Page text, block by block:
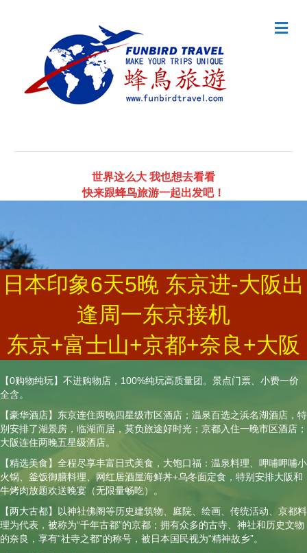
世界这么大 我也想去看看
快来跟蜂鸟旅游一起出发吧！
日本印象6天5晚 东京进-大阪出
逢周一东京接机
东京+富士山+京都+奈良+大阪
【0购物纯玩】不进购物店，100%纯玩高质量团。景点门票、小费一价
全含。
【豪华酒店】东京连住两晚四星级市区酒店；温泉百选之浜名湖酒店，特
别安排了湖景房，临湖而居，莫负旅途好时光；京都入住一晚市区酒店；
大阪连住两晚五星级酒店。
【精选美食】全程尽享丰富日式美食，大饱口福：温泉料理、呷哺呷哺小
火锅、釜饭御膳料理、网红居酒屋海鲜丼+乌冬面定食，特别安排大阪和
牛烤肉放题欢送晚宴（无限量畅吃）。
【两大古都】以神社佛阁等历史建筑物、庭院、绘画、传统活动、京都料
理为代表，被称为“千年古都”的京都；拥有众多的古寺、神社和历史文物
的奈良，享有“社寺之都”的称号，被日本国民视为“精神故乡”。